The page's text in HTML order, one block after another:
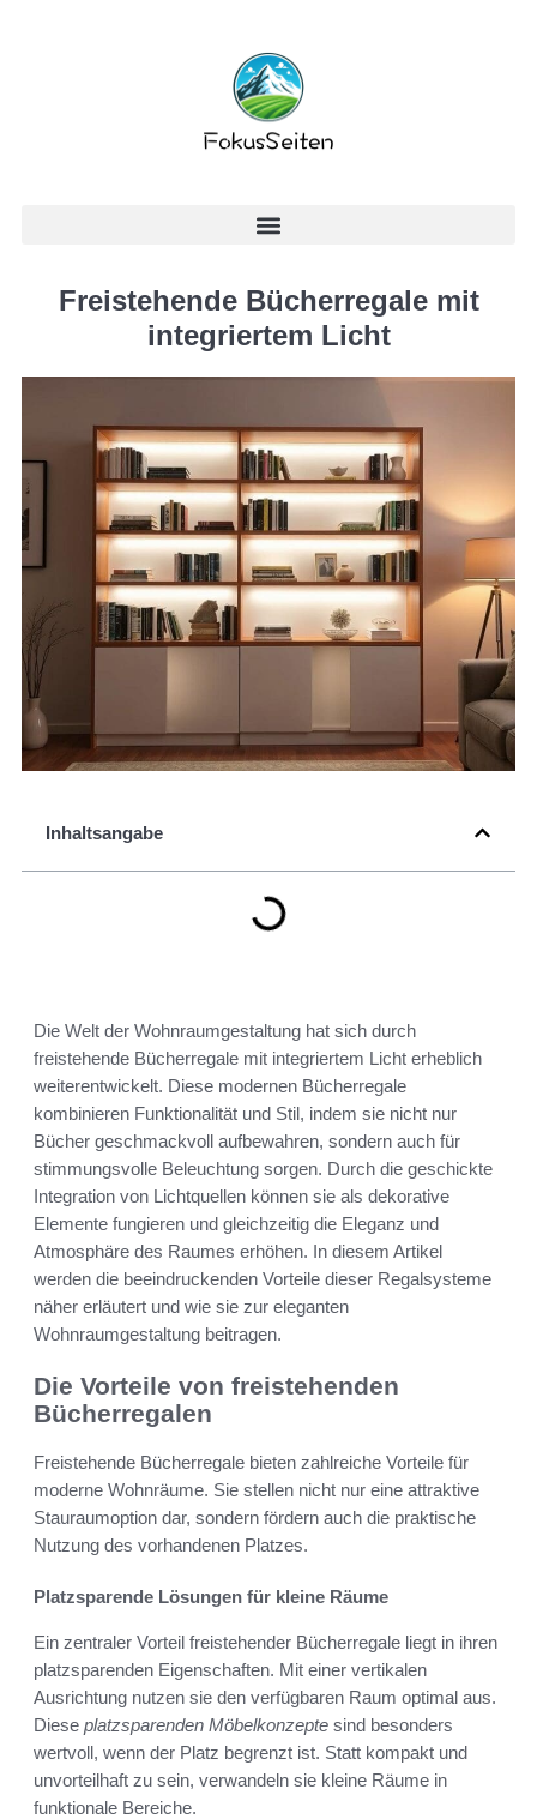
Freistehende Bücherregale mit
integriertem Licht
Inhaltsangabe
Die Welt der Wohnraumgestaltung hat sich durch
freistehende Bücherregale mit integriertem Licht erheblich
weiterentwickelt. Diese modernen Bücherregale
kombinieren Funktionalität und Stil, indem sie nicht nur
Bücher geschmackvoll aufbewahren, sondern auch für
stimmungsvolle Beleuchtung sorgen. Durch die geschickte
Integration von Lichtquellen können sie als dekorative
Elemente fungieren und gleichzeitig die Eleganz und
Atmosphäre des Raumes erhöhen. In diesem Artikel
werden die beeindruckenden Vorteile dieser Regalsysteme
näher erläutert und wie sie zur eleganten
Wohnraumgestaltung beitragen.
Die Vorteile von freistehenden
Bücherregalen
Freistehende Bücherregale bieten zahlreiche Vorteile für
moderne Wohnräume. Sie stellen nicht nur eine attraktive
Stauraumoption dar, sondern fördern auch die praktische
Nutzung des vorhandenen Platzes.
Platzsparende Lösungen für kleine Räume
Ein zentraler Vorteil freistehender Bücherregale liegt in ihren
platzsparenden Eigenschaften. Mit einer vertikalen
Ausrichtung nutzen sie den verfügbaren Raum optimal aus.
Diese platzsparenden Möbelkonzepte sind besonders
wertvoll, wenn der Platz begrenzt ist. Statt kompakt und
unvorteilhaft zu sein, verwandeln sie kleine Räume in
funktionale Bereiche.